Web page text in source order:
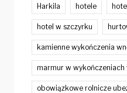
Harkila hotele
hotel w szczyrku
kamienne wykończenia
marmur w wykończeniach
obowiązkowe rolnicze